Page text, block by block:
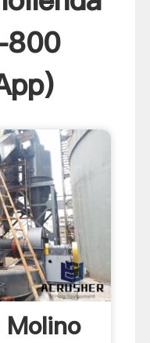
800
)
Molino